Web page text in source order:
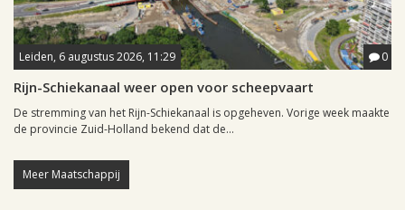
Leiden, 6 augustus 2026, 11:29 0
Rijn-Schiekanaal weer open voor scheepvaart
De stremming van het Rijn-Schiekanaal is opgeheven. Vorige week maakte
de provincie Zuid-Holland bekend dat de...
Meer Maatschappij